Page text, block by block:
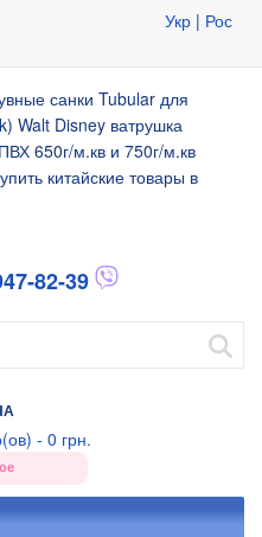
Укр | Рос
82-39
- 0 грн.